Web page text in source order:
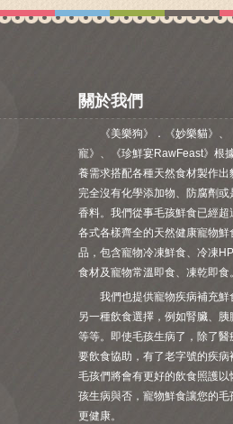
關於我們
《美樂狗》．《妙樂貓》
寵》、《珍鮮宴RawFeast》根
養需求搭配各種天然食材製作出
完全沒有化學添加物、防腐劑
香料。我們從事毛孩鮮食已經
各式各樣齊全的天然健康寵物鮮
品，包含寵物冷凍鮮食、冷凍
食材及寵物常溫即食、凍乾即食。
我們也提供寵物疾病補充
另一種飲食選擇，例如腎臟、
等等。即使毛孩生病了，除了
要飲食協助，有了老字號的疾病
毛孩們將會有更好的飲食照護
孩生病與否，寵物鮮食讓您的毛
更健康。